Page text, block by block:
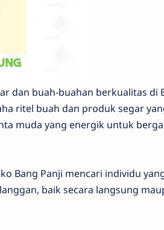
dan buah-buahan berkualitas di
ritel buah dan produk segar
muda yang energik untuk
Bang Panji mencari individu
baik secara langsung